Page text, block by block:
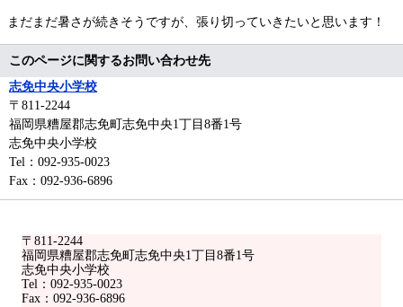
〒811-2244
福岡県糟屋郡志免町志免中央1丁目8番1号
志免中央小学校
Tel：092-935-0023
Fax：092-936-6896
まだまだ暑さが続きそうですが、張り切っていきたいと思います！
このページに関するお問い合わせ先
志免中央小学校
〒811-2244
福岡県糟屋郡志免町志免中央1丁目8番1号
志免中央小学校
Tel：092-935-0023
Fax：092-936-6896